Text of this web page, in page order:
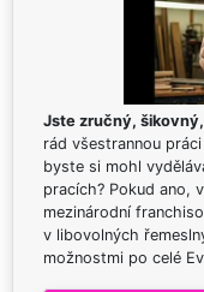
Jste zručný,
rád všestrannou
byste si mohl
pracích? Pokud ano,
mezinárodní
v libovolných
možnostmi po celé